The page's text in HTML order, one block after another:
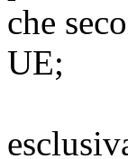
che
UE;
la